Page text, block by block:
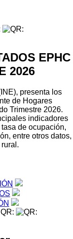
de los
de la
la hoja de ruta de
que componen a
EPHC
2026
presenta los
de Hogares
Trimestre 2026.
indicadores
de ocupación,
entre otros datos,